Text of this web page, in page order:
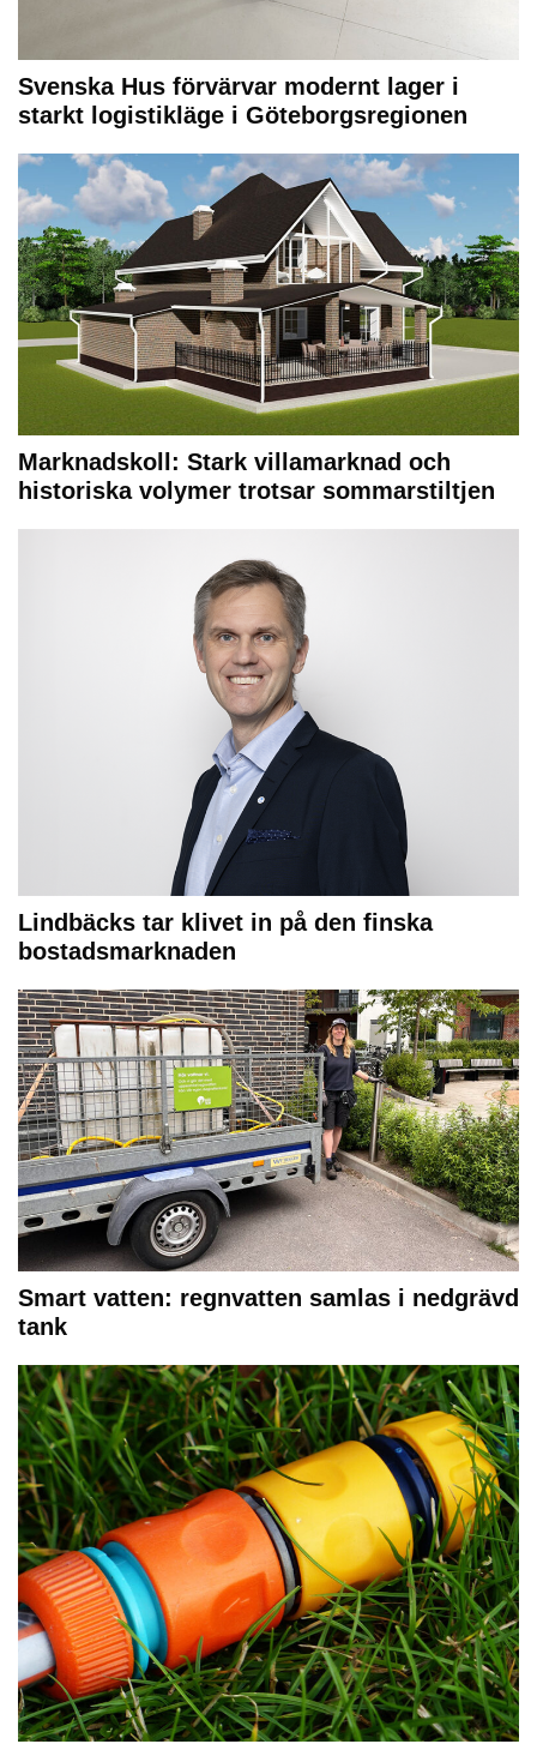
Svenska Hus förvärvar modernt lager i
starkt logistikläge i Göteborgsregionen
Marknadskoll: Stark villamarknad och
historiska volymer trotsar sommarstiltjen
Lindbäcks tar klivet in på den finska
bostadsmarknaden
Smart vatten: regnvatten samlas i nedgrävd
tank